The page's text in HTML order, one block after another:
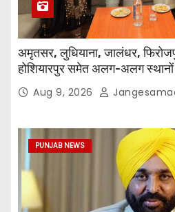
अमृतसर, लुधियाना, जालंधर,
होशियारपुर समेत अलग-अलग स्थानों
मान Aug 9, 2026
PUNJAB NEWS